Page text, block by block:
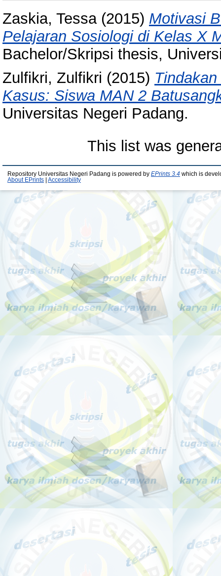
Zaskia, Tessa(2015) Motivasi
Pelajaran Sosiologi di Kelas X
Bachelor/Skripsi thesis,
Zulfikri, Zulfikri (2015)
Kasus: Siswa MAN 2
Universitas Negeri Padang.
This list was
Repository Universitas Negeri Padang is powered by EPrints 3.4 which is
About EPrints
Accessibility